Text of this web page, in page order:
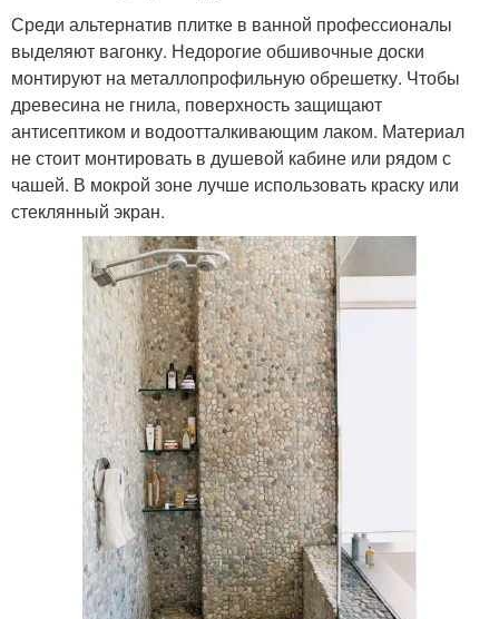
Среди альтернатив плитке в ванной профессионалы
выделяют вагонку. Недорогие обшивочные доски
монтируют на металлопрофильную обрешетку. Чтобы
древесина не гнила, поверхность защищают
антисептиком и водоотталкивающим лаком. Материал
не стоит монтировать в душевой кабине или рядом с
чашей. В мокрой зоне лучше использовать краску или
стеклянный экран.